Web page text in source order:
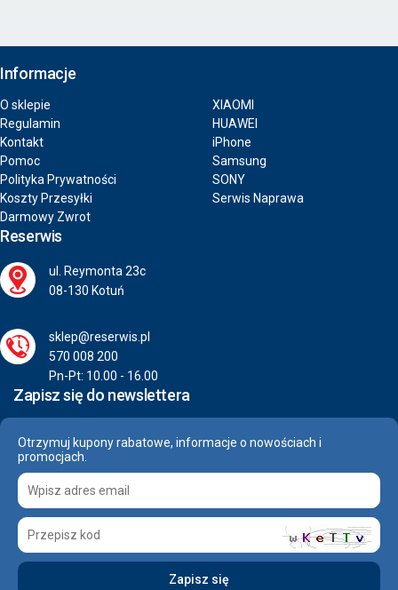
Informacje
O sklepie
Regulamin
Kontakt
Pomoc
Polityka Prywatności
Koszty Przesyłki
Darmowy Zwrot
XIAOMI
HUAWEI
iPhone
Samsung
SONY
Serwis Naprawa
Reserwis
ul. Reymonta 23c
08-130 Kotuń
sklep@reserwis.pl
570 008 200
Pn-Pt: 10.00 - 16.00
Zapisz się do newslettera
Otrzymuj kupony rabatowe, informacje o nowościach i
promocjach.